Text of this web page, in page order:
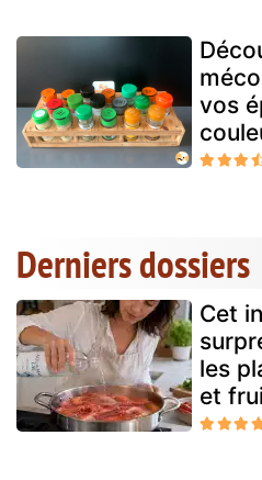
vos
Derniers dossiers
Cet
les
et